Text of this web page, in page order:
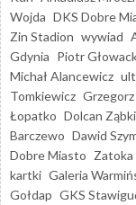
Wojda DKS Dobre
Zin Stadion wywiad
Gdynia Piotr
Michał Alancewicz
Tomkiewicz
Łopatko Dolcan Ząbki
Barczewo Dawid
Dobre Miasto Zatoka
kartki Galeria
Gołdap GKS